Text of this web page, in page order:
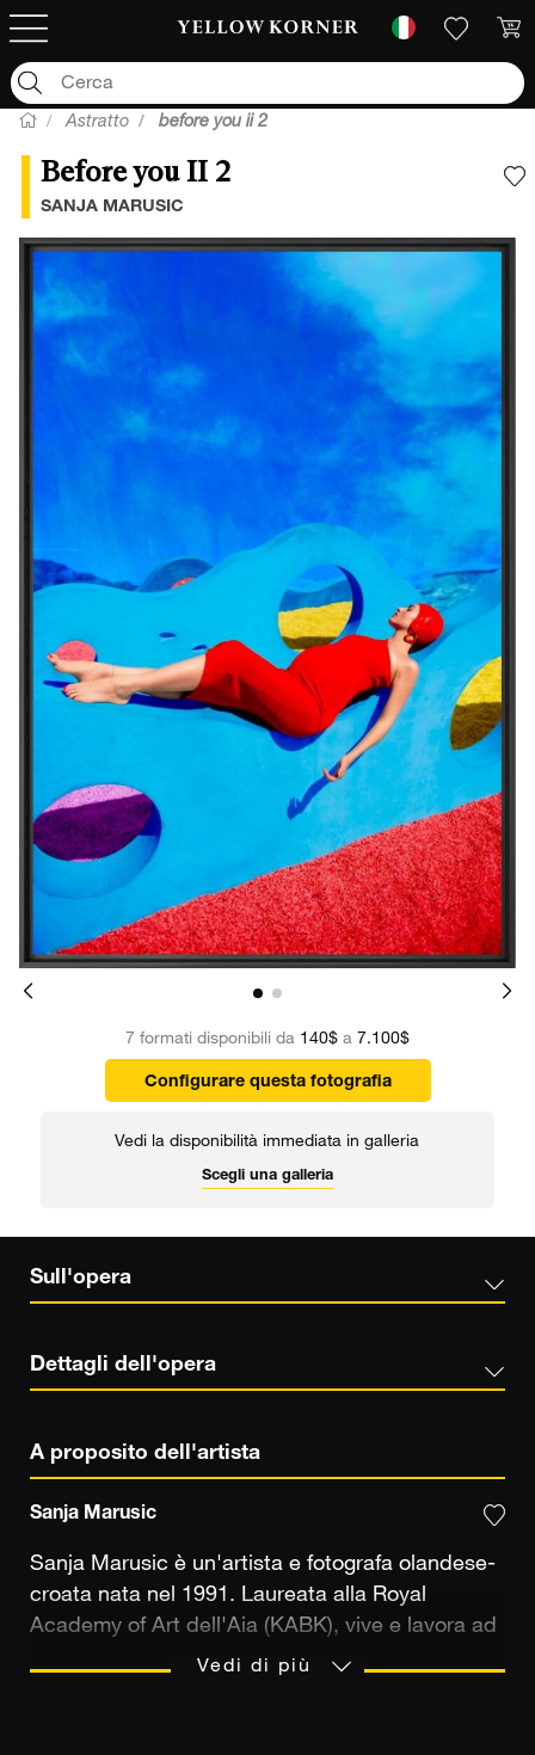
Astratto before you ii 2
Before you II 2
SANJA MARUSIC
7 formati disponibili da 140$ a 7.100$
Configurare questa fotografia
Vedi la disponibilità immediata in galleria
Scegli una galleria
Sull'opera
Dettagli dell'opera
A proposito dell'artista
Sanja Marusic
Sanja Marusic è un'artista e fotografa olandese-
croata nata nel 1991. Laureata alla Royal
Academy of Art dell'Aia (KABK), vive e lavora ad
Amsterdam, pur continuando a svolgere
Vedi di più